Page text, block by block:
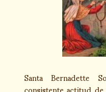
Santa Bernadette